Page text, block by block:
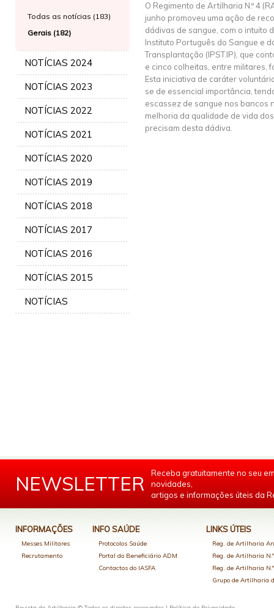
Todas as notícias (183)
Gerais (182)
NOTÍCIAS 2024
NOTÍCIAS 2023
NOTÍCIAS 2022
NOTÍCIAS 2021
NOTÍCIAS 2020
NOTÍCIAS 2019
NOTÍCIAS 2018
NOTÍCIAS 2017
NOTÍCIAS 2016
NOTÍCIAS 2015
NOTÍCIAS
O Regimento de Artilharia N.º 4
junho promoveu uma ação de
dádivas de sangue, com o intuito
Instituto Português do Sangue e
Transplantação (IPST.IP), que
e cinco colheitas, entre militares,
Esta iniciativa de caráter
se de essencial importância,
escassez de sangue nos bancos
melhoria da qualidade de vida
precisam desta dádiva.
NEWSLETTER
Receba gratuitamente no seu
novidades,
artigos e informações úteis da
INFORMAÇÕES
Messes Militares
Recrutamento
INFO SAÚDE
Protocolos Saúde
Portal do Beneficiário ADM
Contactos do IASFA
LINKS ÚTEIS
Reg. de Artilharia
Reg. de Artilharia
Reg. de Artilharia
Grupo de Artilharia